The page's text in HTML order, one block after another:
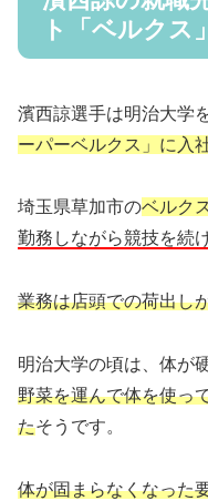
ト「ベルクス」
濱西諒選手は明治大学
ーパーベルクス」に入
埼玉県草加市のベルク
勤務しながら競技を続
業務は店頭での荷出し
明治大学の頃は、体が
野菜を運んで体を使っ
たそうです。
体が固まらなくなった